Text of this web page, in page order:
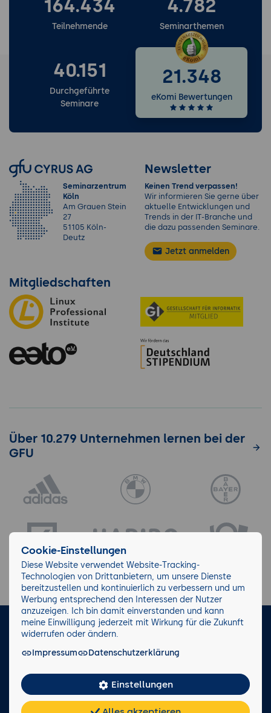
164.434
Teilnehmende
4.782
Seminarthemen
40.151
Durchgeführte
Seminare
21.348
eKomi Bewertungen
Seminarzentrum
Köln
Am Grauen Stein
27
51105 Köln-
Deutz
Newsletter
Keinen Trend verpassen!
Wir informieren Sie gerne über
aktuelle Entwicklungen und
Trends in der IT-Branche und
die dazu passenden Seminare.
Jetzt anmelden
Mitgliedschaften
Über 10.279 Unternehmen lernen bei der
GFU
LinkedIn Facebook
Facts
0221 82 80 90
Cookie-Einstellungen
Diese Website verwendet Website-Tracking-
Technologien von Drittanbietern, um unsere Dienste
bereitzustellen und kontinuierlich zu verbessern und um
Werbung entsprechend den Interessen der Nutzer
anzuzeigen. Ich bin damit einverstanden und kann
meine Einwilligung jederzeit mit Wirkung für die Zukunft
widerrufen oder ändern.
Impressum
Datenschutzerklärung
Einstellungen